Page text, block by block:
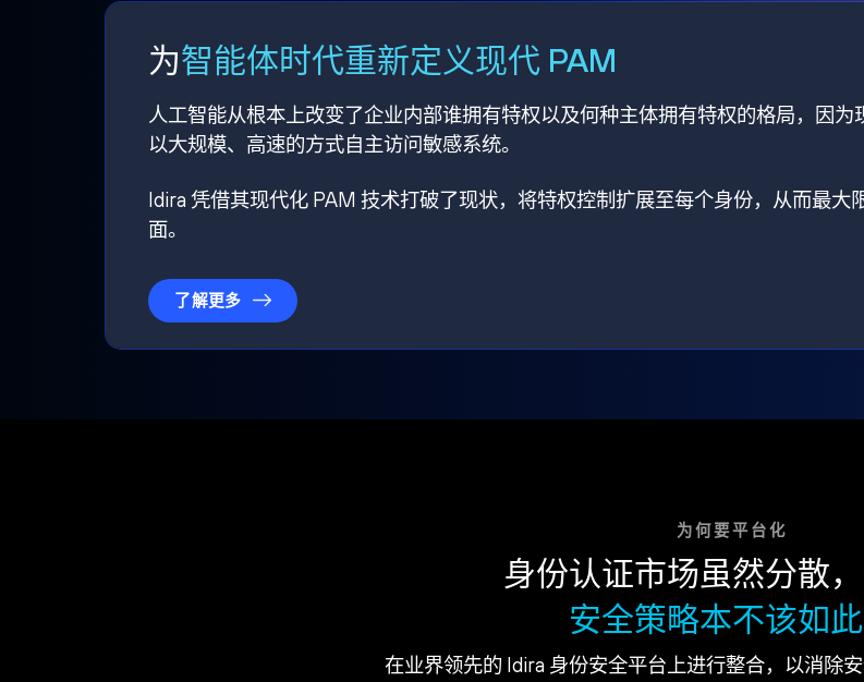
为智能体时代重新定义现代 PAM
人工智能从根本上改变了企业内部谁拥有特权以及何种主体拥有特权的格局，因为
以大规模、高速的方式自主访问敏感系统。
Idira 凭借其现代化 PAM 技术打破了现状，将特权控制扩展至每个身份，从而最大
面。
了解更多
为何要平台化
身份认证市场虽然分散
安全策略本不该如此
在业界领先的 Idira 身份安全平台上进行整合，以消除